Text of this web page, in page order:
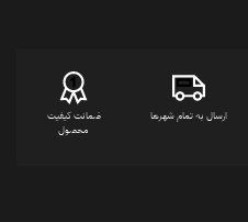
ارسال به تمام شهرها
ضمانت کیفیت
محصول